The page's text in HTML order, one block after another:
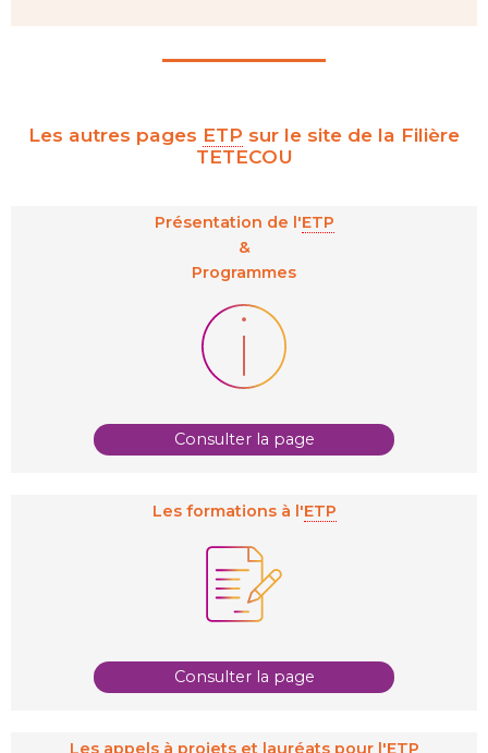
Les autres pages ETP sur le site de la Filière
TETECOU
Présentation de l'ETP
&
Programmes
Consulter la page
Les formations à l'ETP
Consulter la page